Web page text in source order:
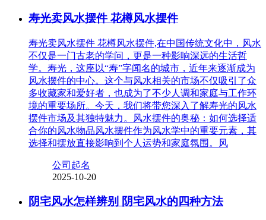
寿光卖风水摆件 花樽风水摆件
寿光卖风水摆件 花樽风水摆件,在中国传统文化中，风水
不仅是一门古老的学问，更是一种影响深远的生活哲
学。寿光，这座以“寿”字闻名的城市，近年来逐渐成为
风水摆件的中心。这个与风水相关的市场不仅吸引了众
多收藏家和爱好者，也成为了不少人调和家庭与工作环
境的重要场所。今天，我们将带您深入了解寿光的风水
摆件市场及其独特魅力。风水摆件的奥秘：如何选择适
合你的风水物品风水摆件作为风水学中的重要元素，其
选择和摆放直接影响到个人运势和家庭氛围。风
公司起名
2025-10-20
阴宅风水怎样辨别 阴宅风水的四种方法